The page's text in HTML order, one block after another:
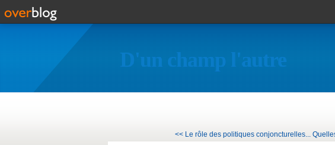
D'un champ l'autre
<< Le rôle des politiques conjoncturelles...